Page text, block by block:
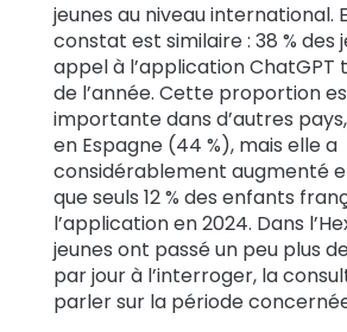
jeunes au niveau international.
constat est similaire : 38 % des
appel à l’application ChatGPT
de l’année. Cette proportion
importante dans d’autres
en Espagne (44 %), mais elle a
considérablement augmenté
que seuls 12 % des enfants
l’application en 2024. Dans
jeunes ont passé un peu plus
par jour à l’interroger, la
parler sur la période